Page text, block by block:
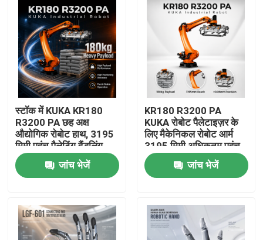
उत्पाद
स्टॉक में KUKA KR180
R3200 PA छह अक्ष
औद्योगिक रोबोट हाथ, 3195
मिमी पहुंच पैलेटिंग हैंडलिंग
रोबोट हाथ
जांच भेजें
KR180 R3200 PA
KUKA रोबोट पैलेटाइज़र के
लिए मैकेनिकल रोबोट आर्म
3195 मिमी अधिकतम पहुंच
जांच भेजें